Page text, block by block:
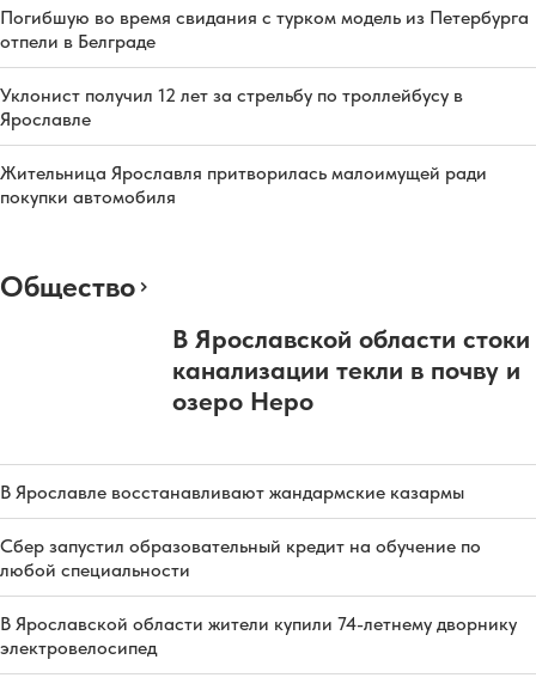
Погибшую во время свидания с турком модель из Петербурга
отпели в Белграде
Уклонист получил 12 лет за стрельбу по троллейбусу в
Ярославле
Жительница Ярославля притворилась малоимущей ради
покупки автомобиля
Общество
В Ярославской области стоки
канализации текли в почву и
озеро Неро
В Ярославле восстанавливают жандармские казармы
Сбер запустил образовательный кредит на обучение по
любой специальности
В Ярославской области жители купили 74-летнему дворнику
электровелосипед